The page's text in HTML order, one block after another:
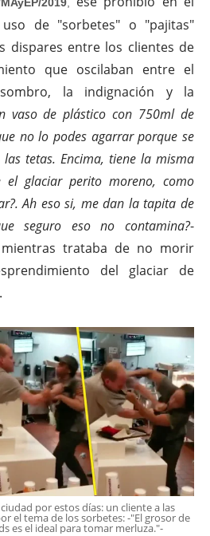
de "sorbetes" o "pajitas"
dispares entre los clientes de
que oscilaban entre el
la indignación y la
vaso de plástico con 750ml de
no lo podes agarrar porque se
tetas. Encima, tiene la misma
el glaciar perito moreno, como
Ah eso si, me dan la tapita de
seguro eso no contamina?-
trataba de no morir
del glaciar de
por estos días: un cliente a las
el tema de los sorbetes: -"El grosor de
es el ideal para tomar merluza."-